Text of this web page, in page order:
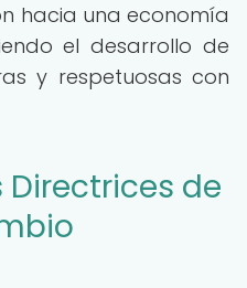
hacia una economía
el desarrollo de
y respetuosas con
de